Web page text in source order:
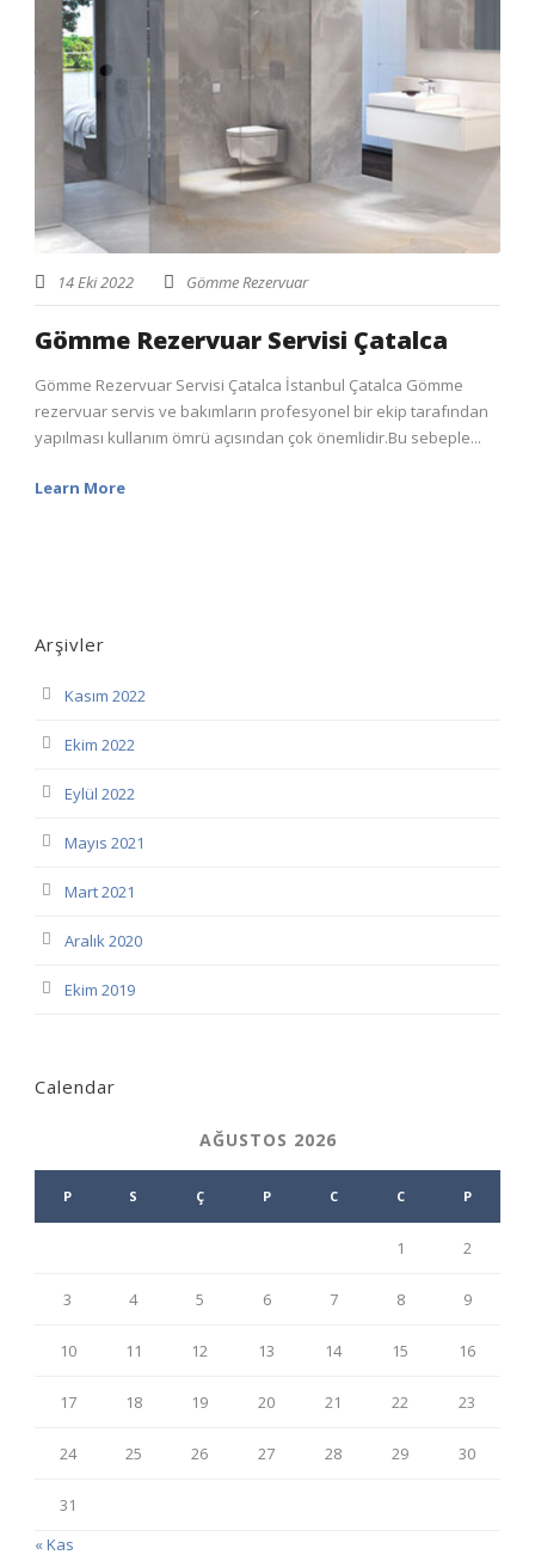
14 Eki 2022 Gömme Rezervuar
Gömme Rezervuar Servisi Çatalca
Gömme Rezervuar Servisi Çatalca İstanbul Çatalca Gömme
rezervuar servis ve bakımların profesyonel bir ekip tarafından
yapılması kullanım ömrü açısından çok önemlidir.Bu sebeple...
Learn More
Arşivler
Kasım 2022
Ekim 2022
Eylül 2022
Mayıs 2021
Mart 2021
Aralık 2020
Ekim 2019
Calendar
AĞUSTOS 2026
P S Ç P C C P
1 2
3 4 5 6 7 8 9
10 11 12 13 14 15 16
17 18 19 20 21 22 23
24 25 26 27 28 29 30
31
« Kas